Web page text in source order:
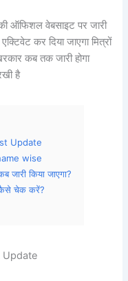
ऑफिशल वेबसाइट पर जारी
कर दिया जाएगा मित्रों
कब तक जारी होगा
है
Update
wise
किया जाएगा?
चेक करें?
Update